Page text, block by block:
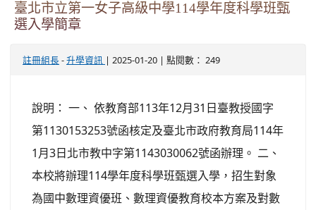
臺北市立第一女子高級中學114學年度科學班甄
選入學簡章
註冊組長 - 升學資訊 | 2025-01-20 | 點閱數： 249
說明： 一、 依教育部113年12月31日臺教授國字
第1130153253號函核定及臺北市政府教育局114年
1月3日北市教中字第1143030062號函辦理。 二、
本校將辦理114學年度科學班甄選入學，招生對象
為國中數理資優班、數理資優教育校本方案及對數